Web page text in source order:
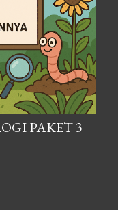
PAKET 3